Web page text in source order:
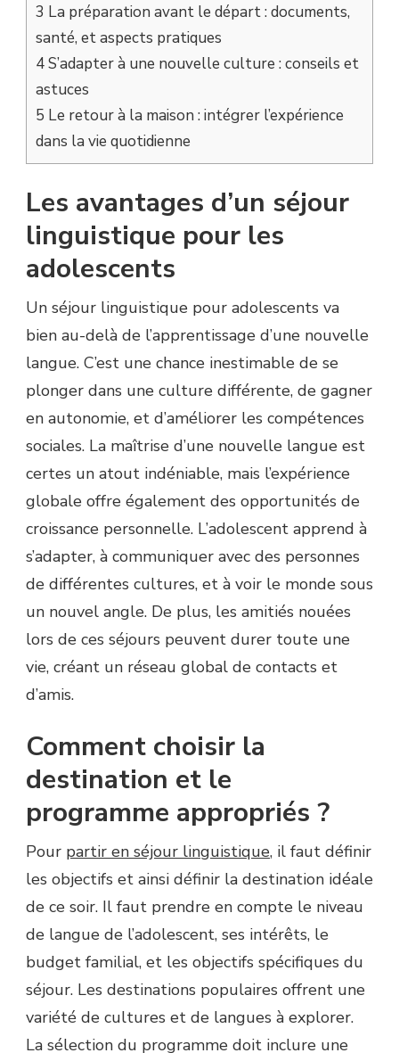
3 La préparation avant le départ : documents,
santé, et aspects pratiques
4S’adapter à une nouvelle culture : conseils et
astuces
5 Le retour à la maison : intégrer l’expérience
dans la vie quotidienne
Les avantages d’un séjour
linguistique pour les
adolescents
Un séjour linguistique pour adolescents va
bien au-delà de l’apprentissage d’une nouvelle
langue. C’est une chance inestimable de se
plonger dans une culture différente, de gagner
en autonomie, et d’améliorer les compétences
sociales. La maîtrise d’une nouvelle langue est
certes un atout indéniable, mais l’expérience
globale offre également des opportunités de
croissance personnelle. L’adolescent apprend à
s’adapter, à communiquer avec des personnes
de différentes cultures, et à voir le monde sous
un nouvel angle. De plus, les amitiés nouées
lors de ces séjours peuvent durer toute une
vie, créant un réseau global de contacts et
d’amis.
Comment choisir la
destination et le
programme appropriés ?
Pour partir en séjour linguistique, il faut définir
les objectifs et ainsi définir la destination idéale
de ce soir. Il faut prendre en compte le niveau
de langue de l’adolescent, ses intérêts, le
budget familial, et les objectifs spécifiques du
séjour. Les destinations populaires offrent une
variété de cultures et de langues à explorer.
La sélection du programme doit inclure une